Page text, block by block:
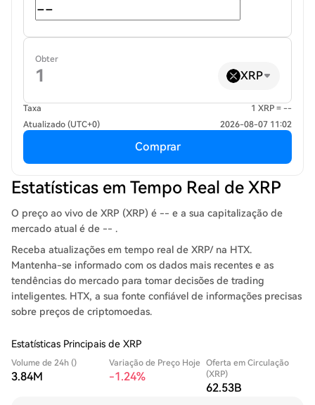
Obter
XRP
Taxa
1 XRP = --
Atualizado (UTC+0)
2026-08-07 11:02
Comprar
Estatísticas em Tempo Real de XRP
O preço ao vivo de XRP (XRP) é -- e a sua capitalização de
mercado atual é de -- .
Receba atualizações em tempo real de XRP/ na HTX.
Mantenha-se informado com os dados mais recentes e as
tendências do mercado para tomar decisões de trading
inteligentes. HTX, a sua fonte confiável de informações precisas
sobre preços de criptomoedas.
Estatísticas Principais de XRP
Volume de 24h ()
3.84M
Variação de Preço Hoje
-1.24%
Oferta em Circulação
(XRP)
62.53B